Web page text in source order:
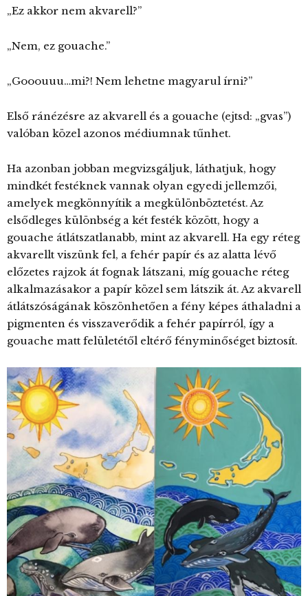
„Ez akkor nem akvarell?”
„Nem, ez gouache.”
„Gooouuu…mi?! Nem lehetne magyarul írni?”
Első ránézésre az akvarell és a gouache (ejtsd: „gvas”)
valóban közel azonos médiumnak tűnhet.
Ha azonban jobban megvizsgáljuk, láthatjuk, hogy
mindkét festéknek vannak olyan egyedi jellemzői,
amelyek megkönnyítik a megkülönböztetést. Az
elsődleges különbség a két festék között, hogy a
gouache átlátszatlanabb, mint az akvarell. Ha egy réteg
akvarellt viszünk fel, a fehér papír és az alatta lévő
előzetes rajzok át fognak látszani, míg gouache réteg
alkalmazásakor a papír közel sem látszik át. Az akvarell
átlátszóságának köszönhetően a fény képes áthaladni a
pigmenten és visszaverődik a fehér papírról, így a
gouache matt felületétől eltérő fényminőséget biztosít.